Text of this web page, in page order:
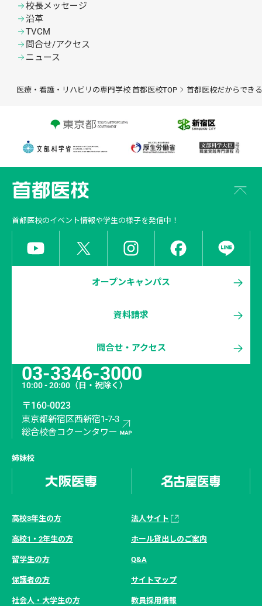
校長メッセージ
沿革
TVCM
問合せ/アクセス
ニュース
医療・看護・リハビリの専門学校 首都医校TOP 首都医校だからでき
首都医校のイベント情報や学生の様子を発信中！
オープンキャンパス
資料請求
問合せ・アクセス
03-3346-3000
10:00 - 20:00 （日・祝除く）
〒160-0023
東京都新宿区西新宿1-7-3
総合校舎コクーンタワー
姉妹校
高校3年生の方
高校1・2年生の方
留学生の方
保護者の方
社会人・大学生の方
法人サイト
ホール貸出しのご案内
Q&A
サイトマップ
教員採用情報